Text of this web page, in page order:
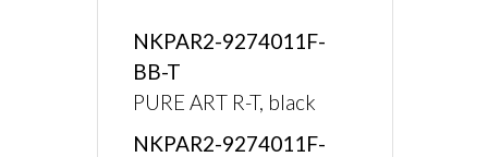
NKPAR2-9274011F-
BB-T
PURE ART R-T, black
NKPAR2-9274011F-